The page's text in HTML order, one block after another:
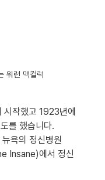
워런 맥컬럭
작했고 1923년에
를 했습니다.
욕의 정신병원
Insane)에서 정신